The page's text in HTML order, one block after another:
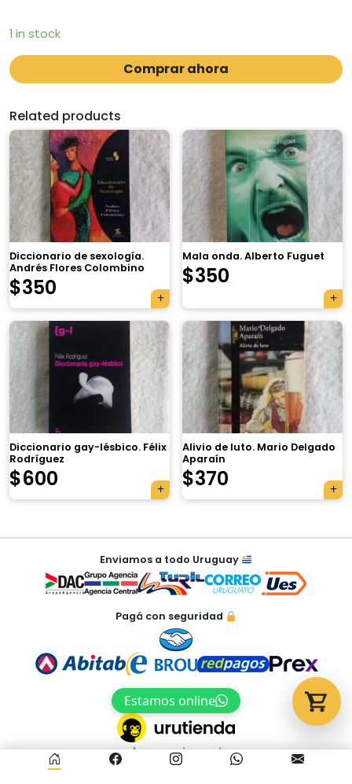
1 in stock
Comprar ahora
Related products
Diccionario de sexología.
Andrés Flores Colombino
$350
Mala onda. Alberto Fuguet
$350
Diccionario gay-lésbico. Félix
Rodríguez
$600
Alivio de luto. Mario Delgado
Aparaín
$370
Navegación
entradas
Enviamos a todo Uruguay
Pagá con seguridad
Estamos online
Acceso al panel
×
Tu carrito está vacío.
Agregá un producto y aparecerá acá
automáticamente.